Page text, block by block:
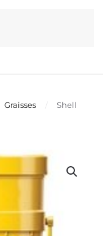
Graisses
Shell